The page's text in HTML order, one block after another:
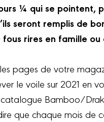
¼ qui se pointent,
seront remplis de
rires en famille ou
pages de votre
le voile sur 2021 en
catalogue Bamboo/
que chaque mois de